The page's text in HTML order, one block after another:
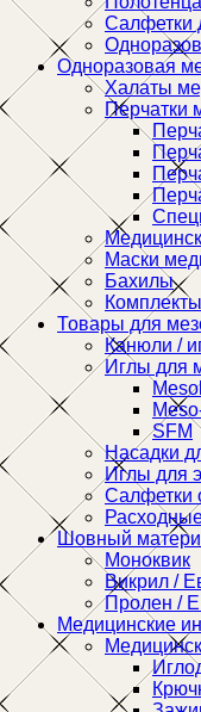
Салфетки
Одноразовая
Халаты
Перчатки
Маски
Бахилы
Товары для
Канюли /
Иглы для
SFM
Насадки
Иглы для
Салфетки
Шовный
Моноквик
Викрил /
Пролен /
Медицинские